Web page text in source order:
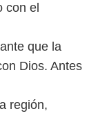
con el
que la
Dios. Antes
región,